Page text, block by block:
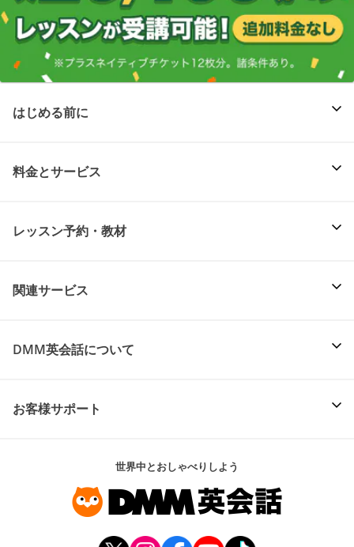
はじめる前に
料金とサービス
レッスン予約・教材
関連サービス
DMM英会話について
お客様サポート
世界中とおしゃべりしよう